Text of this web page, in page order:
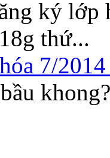
ký lớp
thứ...
7/
khong?